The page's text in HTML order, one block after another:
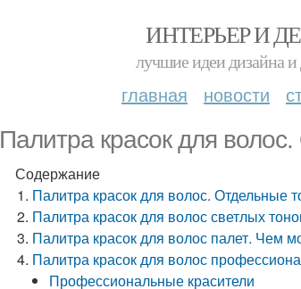
ИНТЕРЬЕР И
лучшие идеи дизайна и
главная новости
Палитра красок для
Содержание
Палитра красок для волос. Отдельные
Палитра красок для волос светлых
Палитра красок для волос палет. Чем
Палитра красок для волос
Профессиональные красители